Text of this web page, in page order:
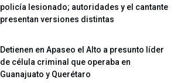
policía lesionado; autoridades y el cantante
presentan versiones distintas
Detienen en Apaseo el Alto a presunto líder
de célula criminal que operaba en
Guanajuato y Querétaro